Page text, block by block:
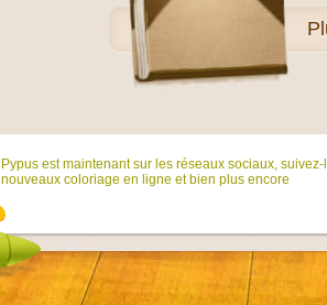
Pypus est maintenant sur ​​les réseaux sociaux,
nouveaux coloriage en ligne et bien plus encore